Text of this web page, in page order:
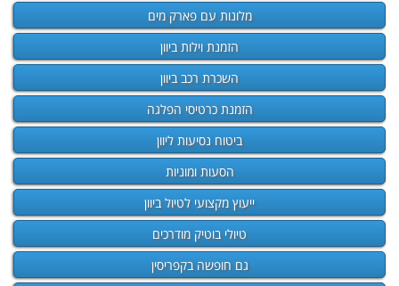
מלונות עם פארק מים
הזמנת וילות ביוון
השכרת רכב ביוון
הזמנת כרטיסי הפלגה
ביטוח נסיעות ליוון
הסעות ומוניות
ייעוץ מקצועי לטיול ביוון
טיולי בוטיק מודרכים
גם חופשה בקפריסין